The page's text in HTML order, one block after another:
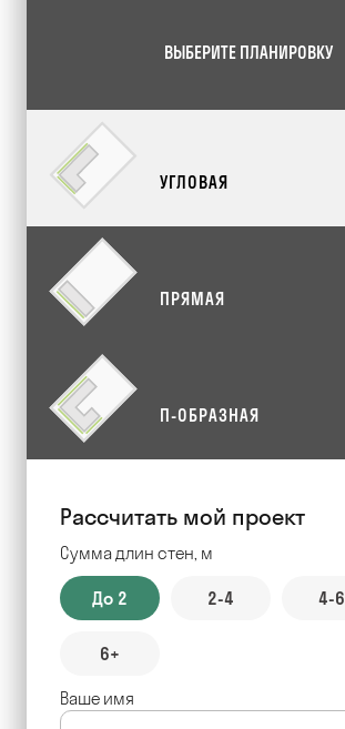
ВЫБЕРИТЕ ПЛАНИРОВКУ
УГЛОВАЯ
ПРЯМАЯ
П-ОБРАЗНАЯ
Рассчитать мой проект
Сумма длин стен, м
До 2 2-4 4-6
6+
Ваше имя